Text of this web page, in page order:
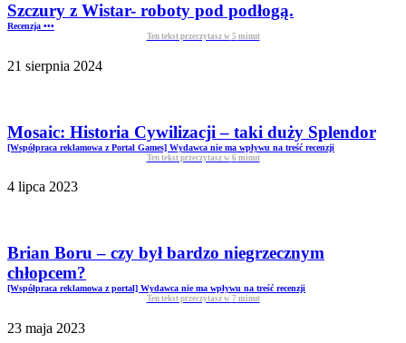
Szczury z Wistar- roboty pod podłogą.
Recenzja •••
Ten tekst przeczytasz w 5 minut
21 sierpnia 2024
Mosaic: Historia Cywilizacji – taki duży Splendor
[Współpraca reklamowa z Portal Games] Wydawca nie ma wpływu na treść recenzji
Ten tekst przeczytasz w 6 minut
4 lipca 2023
Brian Boru – czy był bardzo niegrzecznym
chłopcem?
[Współpraca reklamowa z portal] Wydawca nie ma wpływu na treść recenzji
Ten tekst przeczytasz w 7 minut
23 maja 2023